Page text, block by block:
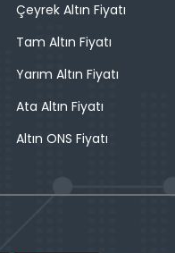
Çeyrek Altın Fiyatı
Tam Altın Fiyatı
Yarım Altın Fiyatı
Ata Altın Fiyatı
Altın ONS Fiyatı